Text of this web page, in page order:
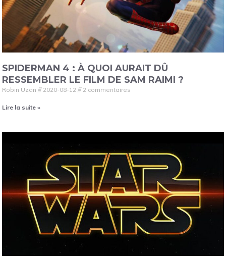
SPIDERMAN 4 : À QUOI AURAIT DÛ
RESSEMBLER LE FILM DE SAM RAIMI ?
Robin Uzan 2020-08-12 2 commentaires
Lire la suite »